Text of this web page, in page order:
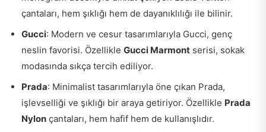
çantaları, hem şıklığı hem de dayanıklılığı ile bilinir.
Gucci: Modern ve cesur tasarımlarıyla Gucci, genç
neslin favorisi. Özellikle Gucci Marmont serisi, sokak
modasında sıkça tercih ediliyor.
Prada: Minimalist tasarımlarıyla öne çıkan Prada,
işlevselliği ve şıklığı bir araya getiriyor. Özellikle Prada
Nylon çantaları, hem hafif hem de kullanışlıdır.